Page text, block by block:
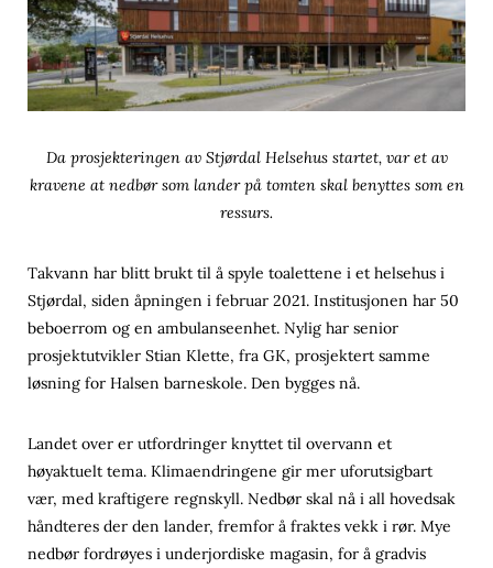
Da prosjekteringen av Stjørdal Helsehus startet, var et av
kravene at nedbør som lander på tomten skal benyttes som en
ressurs.
Takvann har blitt brukt til å spyle toalettene i et helsehus i
Stjørdal, siden åpningen i februar 2021. Institusjonen har 50
beboerrom og en ambulanseenhet. Nylig har senior
prosjektutvikler Stian Klette, fra GK, prosjektert samme
løsning for Halsen barneskole. Den bygges nå.
Landet over er utfordringer knyttet til overvann et
høyaktuelt tema. Klimaendringene gir mer uforutsigbart
vær, med kraftigere regnskyll. Nedbør skal nå i all hovedsak
håndteres der den lander, fremfor å fraktes vekk i rør. Mye
nedbør fordrøyes i underjordiske magasin, for å gradvis